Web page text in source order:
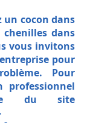
un cocon dans
dans
vous invitons
pour
Pour
professionnel
du site